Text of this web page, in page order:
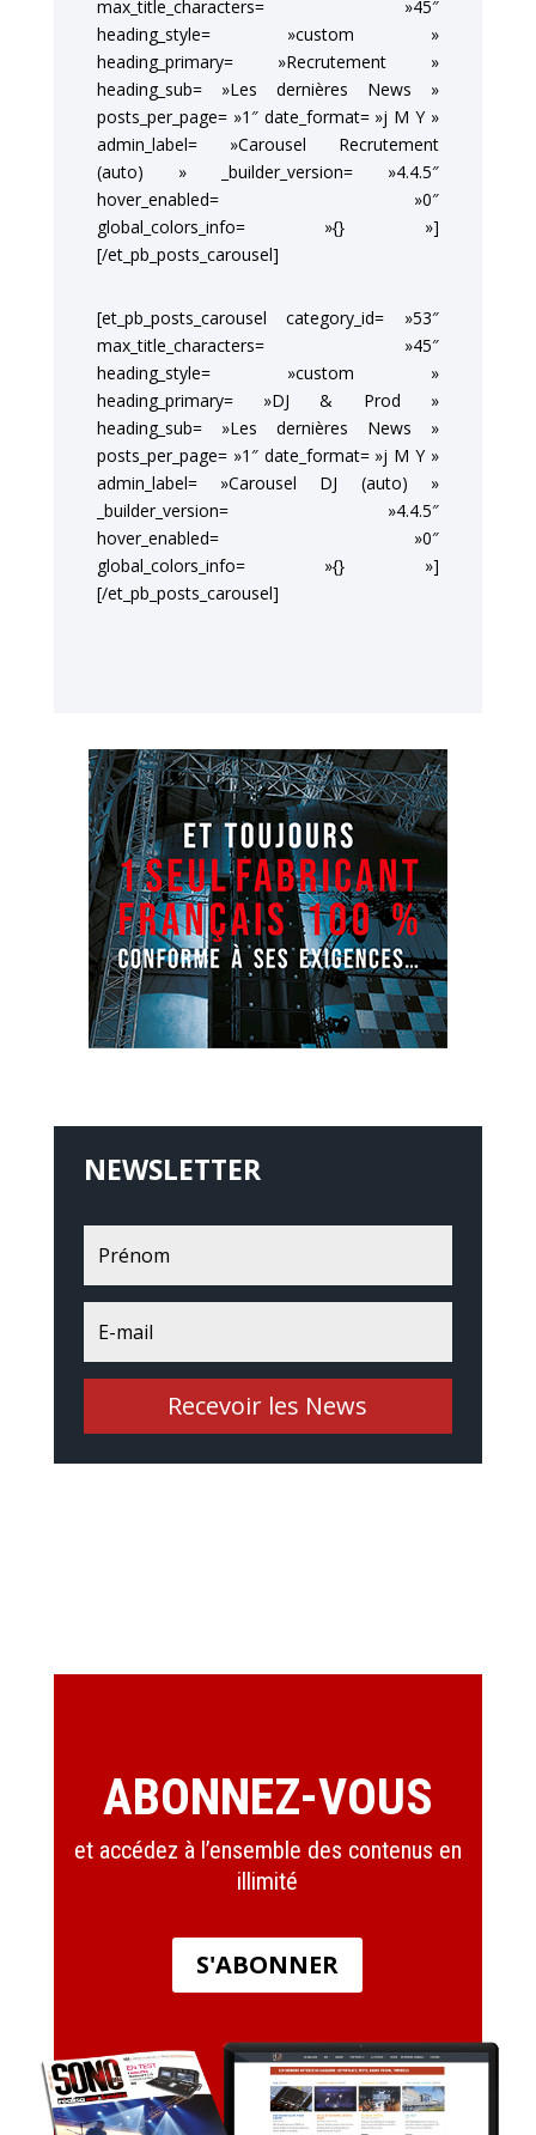
max_title_characters= »45″
heading_style= »custom »
heading_primary= »Recrutement »
heading_sub= »Les dernières News »
posts_per_page= »1″ date_format= »j M Y »
admin_label= »Carousel Recrutement
(auto) » _builder_version= »4.4.5″
hover_enabled= »0″
global_colors_info= »{} »]
[/et_pb_posts_carousel]
[et_pb_posts_carousel category_id= »53″
max_title_characters= »45″
heading_style= »custom »
heading_primary= »DJ & Prod »
heading_sub= »Les dernières News »
posts_per_page= »1″ date_format= »j M Y »
admin_label= »Carousel DJ (auto) »
_builder_version= »4.4.5″
hover_enabled= »0″
global_colors_info= »{} »]
[/et_pb_posts_carousel]
NEWSLETTER
Recevoir les News
ABONNEZ-VOUS
et accédez à l’ensemble des contenus en
illimité
S'ABONNER